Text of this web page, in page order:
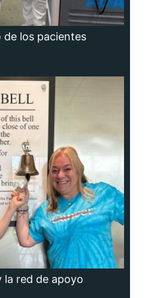
de los pacientes
la red de apoyo